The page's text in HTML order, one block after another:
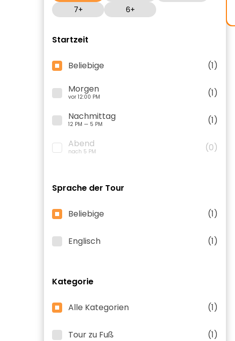
7+
6+
Startzeit
Beliebige
(1)
Morgen
vor 12:00 PM
(1)
Nachmittag
12 PM — 5 PM
(1)
Abend
nach 5 PM (0)
Sprache der Tour
Beliebige (1)
Englisch (1)
Kategorie
Alle Kategorien (1)
Tour zu Fuß (1)